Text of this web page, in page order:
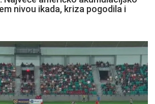
nivou ikada, kriza pogodila i